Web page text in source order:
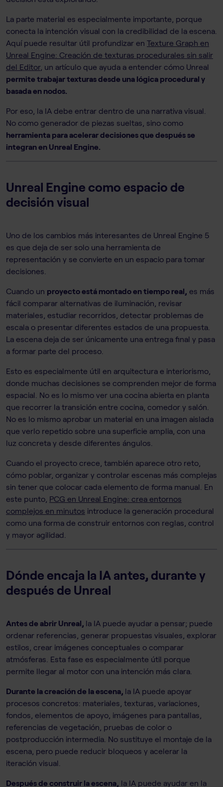
La parte material es especialmente importante, porque
conecta la intención visual con la credibilidad de la escena.
Aquí puede resultar útil profundizar en Texture Graph en
Unreal Engine: Creación de texturas procedurales sin salir
del Editor, un artículo que ayuda a entender cómo Unreal
permite trabajar texturas desde una lógica procedural y
basada en nodos.
Por eso, la IA debe entrar dentro de una narrativa visual.
No como generador de piezas sueltas, sino como
herramienta para acelerar decisiones que después se
integran en Unreal Engine.
Unreal Engine como espacio de
decisión visual
Uno de los cambios más interesantes de Unreal Engine 5
es que deja de ser solo una herramienta de
representación y se convierte en un espacio para tomar
decisiones.
Cuando un proyecto está montado en tiempo real, es más
fácil comparar alternativas de iluminación, revisar
materiales, estudiar recorridos, detectar problemas de
escala o presentar diferentes estados de una propuesta.
La escena deja de ser únicamente una entrega final y pasa
a formar parte del proceso.
Esto es especialmente útil en arquitectura e interiorismo,
donde muchas decisiones se comprenden mejor de forma
espacial. No es lo mismo ver una cocina abierta en planta
que recorrer la transición entre cocina, comedor y salón.
No es lo mismo aprobar un material en una imagen aislada
que verlo repetido sobre una superficie amplia, con una
luz concreta y desde diferentes ángulos.
Cuando el proyecto crece, también aparece otro reto,
cómo poblar, organizar y controlar escenas más complejas
sin tener que colocar cada elemento de forma manual. En
este punto, PCG en Unreal Engine: crea entornos
complejos en minutos introduce la generación procedural
como una forma de construir entornos con reglas, control
y mayor agilidad.
Dónde encaja la IA antes, durante y
después de Unreal
Antes de abrir Unreal, la IA puede ayudar a pensar; puede
ordenar referencias, generar propuestas visuales, explorar
estilos, crear imágenes conceptuales o comparar
atmósferas. Esta fase es especialmente útil porque
permite llegar al motor con una intención más clara.
Durante la creación de la escena, la IA puede apoyar
procesos concretos: materiales, texturas, variaciones,
fondos, elementos de apoyo, imágenes para pantallas,
referencias de vegetación, pruebas de color o
postproducción intermedia. No sustituye el montaje de la
escena, pero puede reducir bloqueos y acelerar la
iteración visual.
Después de construir la escena, la IA puede ayudar en la